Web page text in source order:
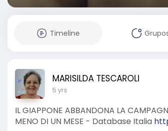
Timeline
MARISILDA TESCAROLI
5 yrs
IL GIAPPONE ABBANDONA LA
MENO DI UN MESE - Database Italia